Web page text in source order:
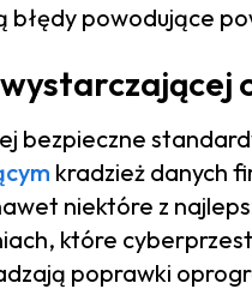
błędy powodujące
bezpieczne
kradzież danych
niektóre z
które
poprawki